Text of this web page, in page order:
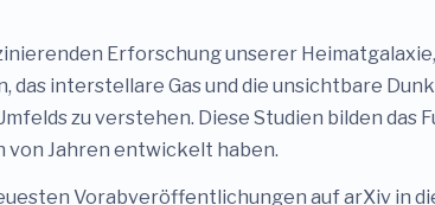
Erforschung unserer
das interstellare Gas und die unsichtbare
zu verstehen. Diese Studien bilden das
von Jahren entwickelt haben.
Vorabveröffentlichungen auf arXiv in